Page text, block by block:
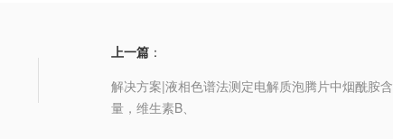
上一篇：
解决方案|液相色谱法测定电解质泡腾片中烟酰胺含
量，维生素B、